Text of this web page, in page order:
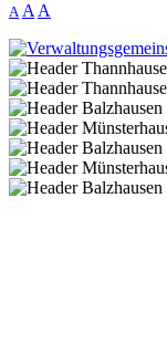
A A A